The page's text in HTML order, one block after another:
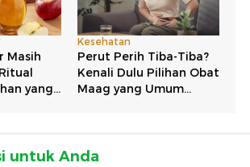
untuk Anda